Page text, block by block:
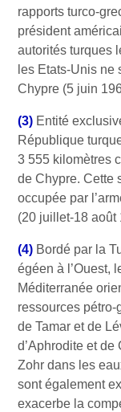
rapports turco-
président
autorités turques
les Etats-Unis ne
Chypre (5 juin
(3) Entité
République
3 555 kilomètres
de Chypre. Cette
occupée par
(20 juillet-18 août
(4) Bordé par la
égéen à l’Ouest,
Méditerranée
ressources
de Tamar et de
d’Aphrodite et
Zohr dans les
sont également
exacerbe la